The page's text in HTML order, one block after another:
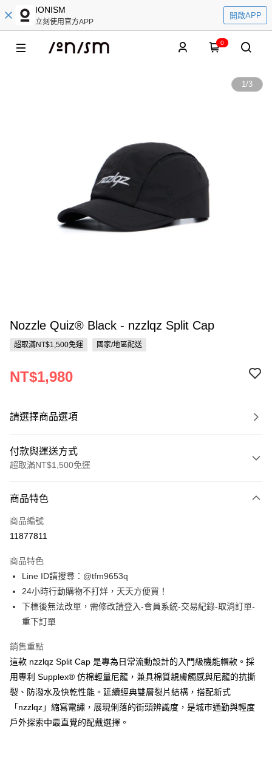
IONISM
立刻使用官方APP
開啟APP
0
1/3
Nozzle Quiz® Black - nzzlqz Split Cap
超取滿NT$1,500免運 國家/地區配送
NT$1,980
請選擇商品選項
付款與運送方式
超取滿NT$1,500免運
信用卡一次付款
信用卡分期付款
合作金庫商業銀行
華南商業銀行
上海商業儲蓄銀行
台北富邦商業銀行
國泰世華商業銀行
兆豐國際商業銀行
臺灣中小企業銀行
聯邦商業銀行
永豐商業銀行
玉山商業銀行
台新國際商業銀行
中國信託商業銀行
台灣樂天信用卡公司
超商取貨付款
LINE Pay
Apple Pay
悠遊付
ATM付款
運送方式
商品特色
商品編號
11877811
商品特色
Line ID請搜尋：@tfm9653q
24小時行動購物不打烊，天天方便買！
下標後無法改單，需修改請登入-會員系統-交易紀錄-取消訂單-
重下訂單
銷售重點
這款 nzzlqz Split Cap 是專為日常流動設計的入門級機能帽款。採
用專利 Supplex® 仿棉輕量尼龍，兼具棉質親膚觸感與尼龍的抗撕
裂、防潑水及快乾性能。延續經典雙層裂片結構，搭配新式
「nzzlqz」縮寫電繡，展現俐落的街頭辨識度，是城市通勤與輕度
戶外探索中最直覺的配戴選擇。